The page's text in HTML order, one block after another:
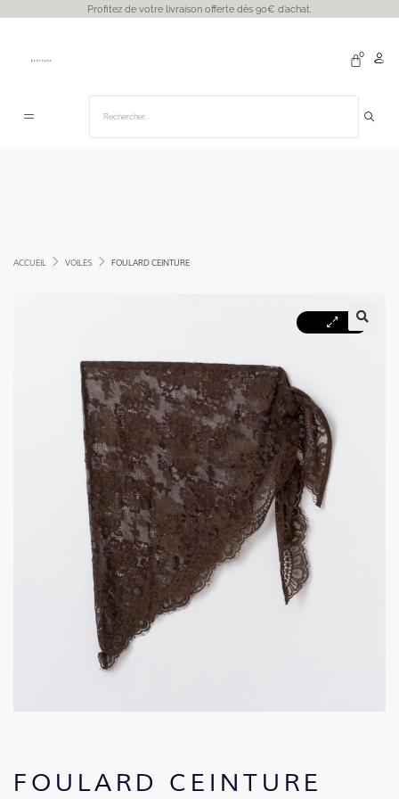
Profitez de votre livraison offerte dès 90€ d’achat.
ACCUEIL VOILES FOULARD CEINTURE
FOULARD CEINTURE